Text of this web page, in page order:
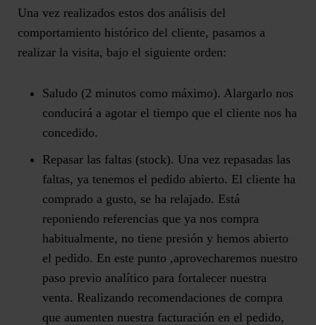
Una vez realizados estos dos análisis del
comportamiento histórico del cliente, pasamos a
realizar la visita, bajo el siguiente orden:
Saludo (2 minutos como máximo). Alargarlo nos
conducirá a agotar el tiempo que el cliente nos ha
concedido.
Repasar las faltas (stock). Una vez repasadas las
faltas, ya tenemos el pedido abierto. El cliente ha
comprado a gusto, se ha relajado. Está
reponiendo referencias que ya nos compra
habitualmente, no tiene presión y hemos abierto
el pedido. En este punto ,aprovecharemos nuestro
paso previo analítico para fortalecer nuestra
venta. Realizando recomendaciones de compra
que aumenten nuestra facturación en el pedido,